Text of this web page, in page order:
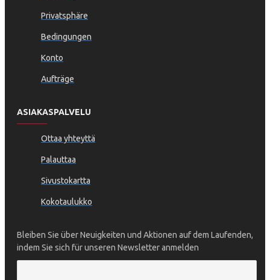
Privatsphäre
Bedingungen
Konto
Aufträge
ASIAKASPALVELU
Ottaa yhteyttä
Palauttaa
Sivustokartta
Kokotaulukko
Bleiben Sie über Neuigkeiten und Aktionen auf dem Laufenden,
indem Sie sich für unseren Newsletter anmelden